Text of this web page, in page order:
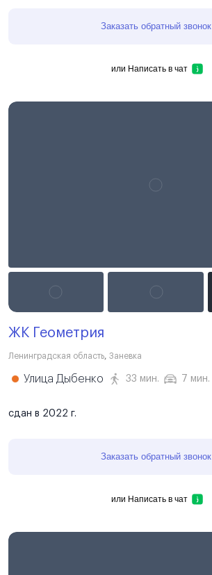
Заказать обратный звонок
или Написать в чат
ЖК Геометрия
Ленинградская область, Заневка
Улица Дыбенко 33 мин. 7 мин.
сдан в 2022 г.
Заказать обратный звонок
или Написать в чат